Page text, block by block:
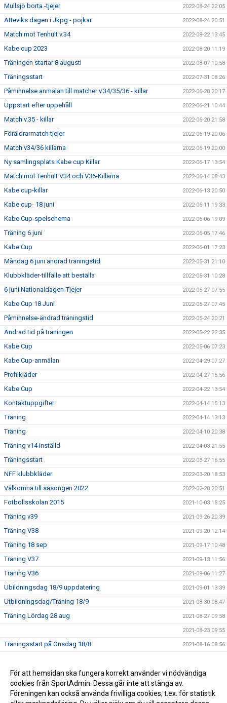
Mullsjö borta -tjejer 2022-08-24 22:05
Atteviks dagen i Jkpg - pojkar 2022-08-24 20:51
Match mot Tenhult v.34 2022-08-22 13:45
Kabe cup 2023 2022-08-20 11:19
Träningen startar 8 augusti 2022-08-07 10:58
Träningsstart 2022-07-31 08:26
Påminnelse anmälan till matcher v.34/35/36 - killar 2022-06-28 20:17
Uppstart efter uppehåll 2022-06-21 10:44
Match v.35 - killar 2022-06-20 21:58
Föräldrarmatch tjejer 2022-06-19 20:06
Match v34/36 killarna 2022-06-19 20:00
Ny samlingsplats Kabe cup Killar 2022-06-17 13:54
Match mot Tenhult V34 och V36-Killarna 2022-06-14 08:43
Kabe cup-killar 2022-06-13 20:50
Kabe cup- 18 juni 2022-06-11 19:33
Kabe Cup-spelschema 2022-06-06 19:09
Träning 6 juni 2022-06-05 17:46
Kabe Cup 2022-06-01 17:23
Måndag 6 juni ändrad träningstid 2022-05-31 21:10
Klubbkläder-tillfälle att beställa 2022-05-31 10:28
6 juni Nationaldagen-Tjejer 2022-05-27 07:55
Kabe Cup 18 Juni 2022-05-27 07:45
Påminnelse-ändrad träningstid 2022-05-24 20:21
Ändrad tid på träningen 2022-05-22 22:35
Kabe Cup 2022-05-06 07:23
Kabe Cup-anmälan 2022-04-29 07:27
Profilkläder 2022-04-27 15:56
Kabe Cup 2022-04-22 13:54
Kontaktuppgifter 2022-04-14 15:13
Träning 2022-04-14 13:13
Träning 2022-04-10 20:38
Träning v14 inställd 2022-04-03 21:55
Träningsstart 2022-03-27 16:55
NFF klubbkläder 2022-03-20 18:53
Välkomna till säsongen 2022 2022-02-28 20:51
Fotbollsskolan 2015 2021-10-03 15:25
Träning v39 2021-09-26 20:39
Träning V38 2021-09-20 12:14
Träning 18 sep 2021-09-17 10:48
Träning V37 2021-09-13 11:56
Träning V36 2021-09-06 11:27
Ubildningsdag 18/9 uppdatering 2021-09-01 13:39
Utbildningsdag/Träning 18/9 2021-08-30 08:47
Träning Lördag 28 aug 2021-08-27 09:58
2021-08-23 09:55
Träningsstart på Onsdag 18/8 2021-08-16 08:56
2021-07-01 15:17
2021-06-29 10:26
För att hemsidan ska fungera korrekt använder vi nödvändiga
cookies från SportAdmin. Dessa går inte att stänga av.
Föreningen kan också använda frivilliga cookies, t.ex. för statistik